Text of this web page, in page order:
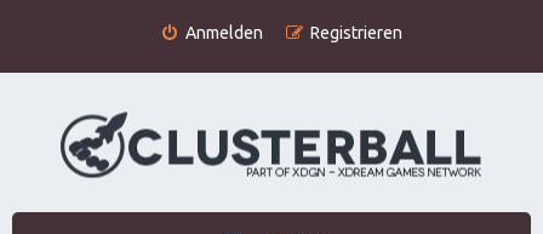
Anmelden Registrieren